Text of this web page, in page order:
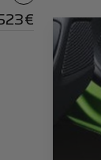
€